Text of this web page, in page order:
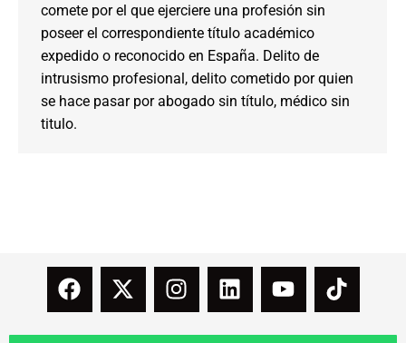
comete por el que ejerciere una profesión sin
poseer el correspondiente título académico
expedido o reconocido en España. Delito de
intrusismo profesional, delito cometido por quien
se hace pasar por abogado sin título, médico sin
titulo.